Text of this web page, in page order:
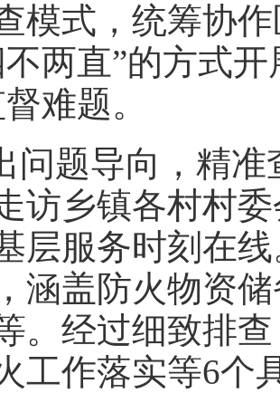
模式，统筹协
不两直”的方式
难题。
问题导向，精
访乡镇各村村
层服务时刻在
涵盖防火物资
。经过细致排
工作落实等6个